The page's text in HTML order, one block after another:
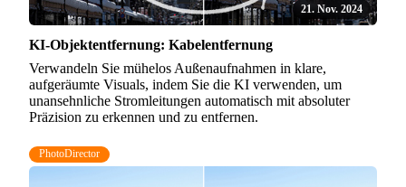
21. Nov. 2024
KI-Objektentfernung: Kabelentfernung
Verwandeln Sie mühelos Außenaufnahmen in klare,
aufgeräumte Visuals, indem Sie die KI verwenden, um
unansehnliche Stromleitungen automatisch mit absoluter
Präzision zu erkennen und zu entfernen.
PhotoDirector